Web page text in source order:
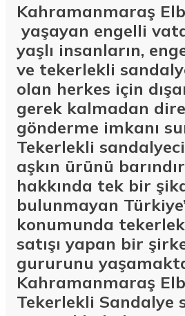
Kahramanmaraş
yaşayan engelli
yaşlı insanların,
ve tekerlekli
olan herkes için
gerek kalmadan
gönderme imkanı
Tekerlekli
aşkın ürünü
hakkında tek bir
bulunmayan
konumunda
satışı yapan bir
gururunu
Kahramanmaraş
Tekerlekli Sandalye